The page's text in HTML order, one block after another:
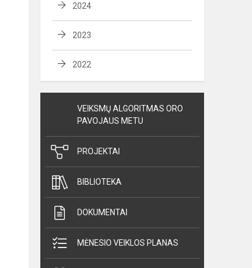
2024
2023
2022
VEIKSMŲ ALGORITMAS ORO
PAVOJAUS METU
PROJEKTAI
BIBLIOTEKA
DOKUMENTAI
MĖNESIO VEIKLOS PLANAS